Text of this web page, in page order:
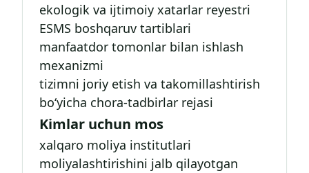
ekologik va ijtimoiy xatarlar reyestri
ESMS boshqaruv tartiblari
manfaatdor tomonlar bilan ishlash
mexanizmi
tizimni joriy etish va takomillashtirish
bo‘yicha chora-tadbirlar rejasi
Kimlar uchun mos
xalqaro moliya institutlari
moliyalashtirishini jalb qilayotgan